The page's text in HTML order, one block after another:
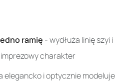
ramię - wydłuża linię szyi i
charakter
elegancko i optycznie modeluje